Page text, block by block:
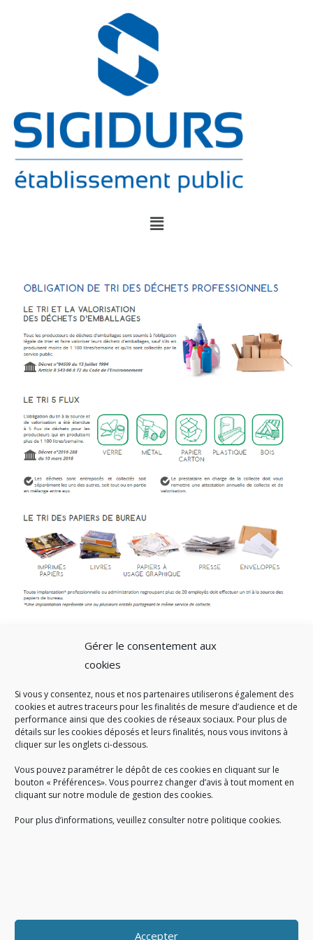
Gérer le consentement aux
cookies
Si vous y consentez, nous et nos partenaires utiliserons également des
cookies et autres traceurs pour les finalités de mesure d’audience et de
performance ainsi que des cookies de réseaux sociaux. Pour plus de
détails sur les cookies déposés et leurs finalités, nous vous invitons à
cliquer sur les onglets ci-dessous.
Vous pouvez paramétrer le dépôt de ces cookies en cliquant sur le
bouton « Préférences». Vous pourrez changer d’avis à tout moment en
cliquant sur notre module de gestion des cookies.
Pour plus d’informations, veuillez consulter notre politique cookies.
Accepter
A SAVOIR
Créé en 1978, le Sigidurs est un établissement public quiexerce
des missions de service public : la prévention, la collecte et la
territoire.
Accueil du public :